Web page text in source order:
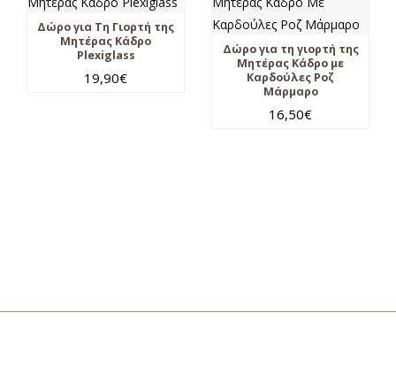
Δώρο για Τη Γιορτή της
Μητέρας Κάδρο
Plexiglass
19,90€
Δώρο για τη γιορτή της
Μητέρας Κάδρο με
Καρδούλες Ροζ
Μάρμαρο
16,50€